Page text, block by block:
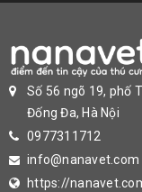
Số 56 ngõ 19, phố
Đống Đa, Hà Nội
0977311712
info@nanavet.com
https://